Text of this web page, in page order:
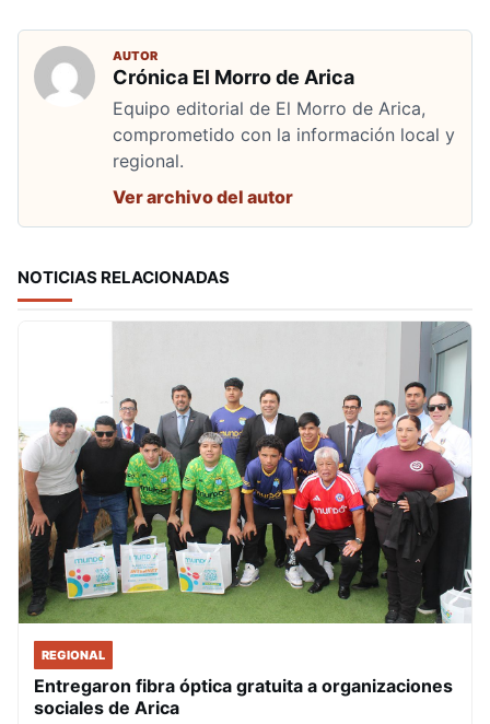
AUTOR
Crónica El Morro de Arica
Equipo editorial de El Morro de Arica,
comprometido con la información local y
regional.
Ver archivo del autor
NOTICIAS RELACIONADAS
REGIONAL
Entregaron fibra óptica gratuita a organizaciones
sociales de Arica